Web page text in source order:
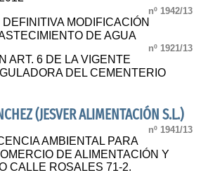
nº 1942/13
MODIFICACIÓN
DE AGUA
nº 1921/13
ART. 6 DE LA VIGENTE
DEL CEMENTERIO
(JESVER ALIMENTACIÓN S.L.)
nº 1941/13
AMBIENTAL PARA
DE ALIMENTACIÓN Y
CALLE ROSALES 71-2.